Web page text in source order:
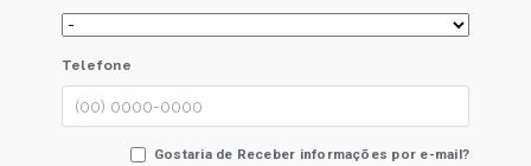
Telefone
Gostaria de Receber informações por e-mail?